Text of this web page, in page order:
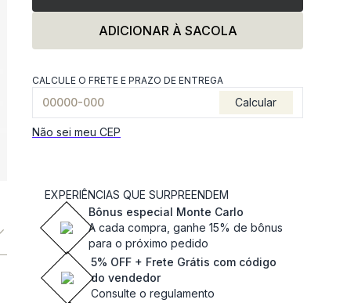
ADICIONAR À SACOLA
CALCULE O FRETE E PRAZO DE ENTREGA
Calcular
Não sei meu CEP
EXPERIÊNCIAS QUE SURPREENDEM
Bônus especial Monte Carlo
A cada compra, ganhe 15% de bônus
para o próximo pedido
5% OFF + Frete Grátis com código
do vendedor
Consulte o regulamento